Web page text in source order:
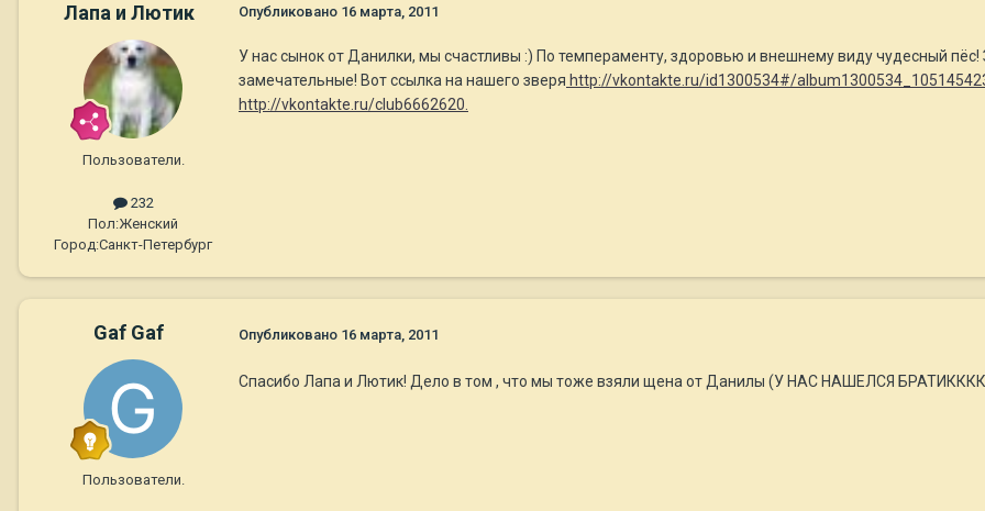
Лапа и Лютик
Пользователи.
232
Пол:Женский
Город:Санкт-Петербург
Опубликовано 16 марта, 2011
У нас сынок от Данилки, мы счастливы :) По темпераменту, здоровью и внешнему виду чудесный
замечательные! Вот ссылка на нашего зверя http://vkontakte.ru/id1300534#/
http://vkontakte.ru/club6662620.
Gaf Gaf
Пользователи.
Опубликовано 16 марта, 2011
Спасибо Лапа и Лютик! Дело в том , что мы тоже взяли щена от Данилы (У НАС НАШЕЛСЯ